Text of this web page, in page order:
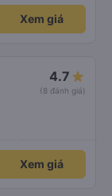
Xem giá
4.7
(8 đánh giá)
Xem giá